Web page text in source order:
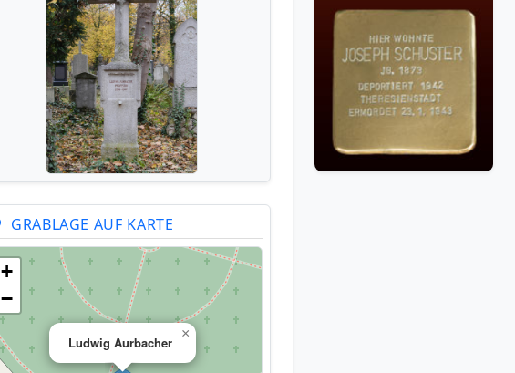
GRABLAGE AUF KARTE
Ludwig Aurbacher
×
+
−